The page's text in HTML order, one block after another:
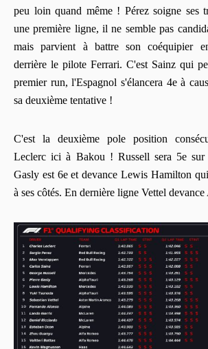
peu loin quand même ! Pérez soigne ses
une première ligne, il ne semble pas
mais parvient à battre son coéquipier
derrière le pilote Ferrari. C'est Sainz qui
premier run, l'Espagnol s'élancera 4e à
sa deuxième tentative !
C'est la deuxième pole position
Leclerc ici à Bakou ! Russell sera 5e
Gasly est 6e et devance Lewis Hamilton
à ses côtés. En dernière ligne Vettel